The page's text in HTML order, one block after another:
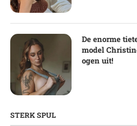
De enorme
model
ogen uit!
STERK SPUL